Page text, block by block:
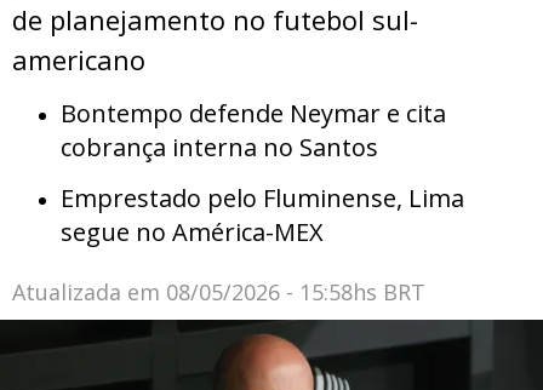
de planejamento no futebol sul-
americano
Bontempo defende Neymar e cita
cobrança interna no Santos
Emprestado pelo Fluminense, Lima
segue no América-MEX
Atualizada em 08/05/2026 - 15:58hs BRT